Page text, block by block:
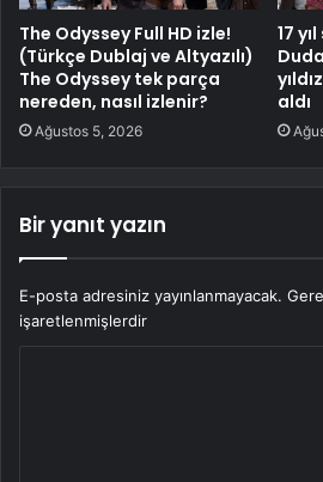
The Odyssey Full HD izle!
(Türkçe Dublaj ve Altyazılı)
The Odyssey tek parça
nereden, nasıl izlenir?
Ağustos 5, 2026
17
aldı
Bir yanıt yazın
E-posta adresiniz yayınlanmayacak.
işaretlenmişlerdir